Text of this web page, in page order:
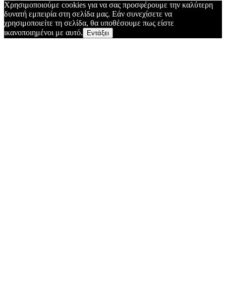
Χρησιμοποιούμε cookies για να σας προσφέρουμε την καλύτερη
δυνατή εμπειρία στη σελίδα μας. Εάν συνεχίσετε να
χρησιμοποιείτε τη σελίδα, θα υποθέσουμε πως είστε
ικανοποιημένοι με αυτό.
Εντάξει